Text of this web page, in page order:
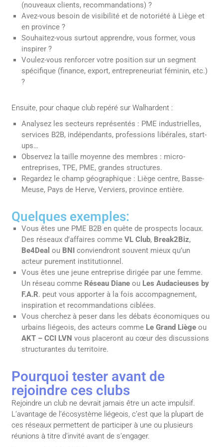
(nouveaux clients, recommandations) ?
Avez-vous besoin de visibilité et de notoriété à Liège et
en province ?
Souhaitez-vous surtout apprendre, vous former, vous
inspirer ?
Voulez-vous renforcer votre position sur un segment
spécifique (finance, export, entrepreneuriat féminin, etc.)
?
Ensuite, pour chaque club repéré sur Walhardent :
Analysez les secteurs représentés : PME industrielles,
services B2B, indépendants, professions libérales, start-
ups…
Observez la taille moyenne des membres : micro-
entreprises, TPE, PME, grandes structures.
Regardez le champ géographique : Liège centre, Basse-
Meuse, Pays de Herve, Verviers, province entière.
Quelques exemples:
Vous êtes une PME B2B en quête de prospects locaux.
Des réseaux d’affaires commeVL Club, Break2Biz,
Be4Deal ou BNI
conviendront souvent mieux qu’un
acteur purement institutionnel.
Vous êtes une jeune entreprise dirigée par une femme.
Un réseau comme Réseau Diane ou Les Audacieuses by
F.A.R. peut vous apporter à la fois accompagnement,
inspiration et recommandations ciblées.
Vous cherchez à peser dans les débats économiques ou
urbains liégeois, des acteurs comme Le Grand Liège ou
AKT – CCI LVN vous placeront au cœur des discussions
structurantes du territoire.
Pourquoi tester avant de
rejoindre ces clubs
Rejoindre un club ne devrait jamais être un acte impulsif.
L’avantage de l’écosystème liégeois, c’est que la plupart de
ces réseaux permettent de participer à une ou plusieurs
réunions à titre d’invité avant de s’engager.